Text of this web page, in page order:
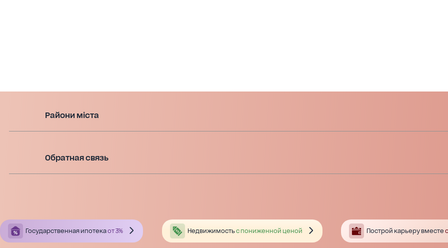
Райони міста
Обратная связь
Государственная ипотекаот 3% Недвижимостьс пониженной ценой Построй карьеру вместе